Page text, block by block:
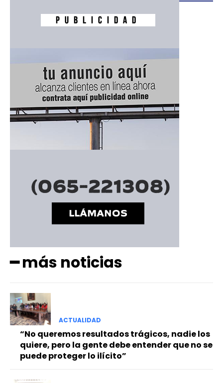
━ más noticias
ACTUALIDAD
“No queremos resultados trágicos, nadie los
quiere, pero la gente debe entender que no se
puede proteger lo ilícito”